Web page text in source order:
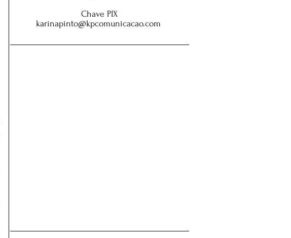
Chave PIX
karinapinto@kpcomunicacao.com